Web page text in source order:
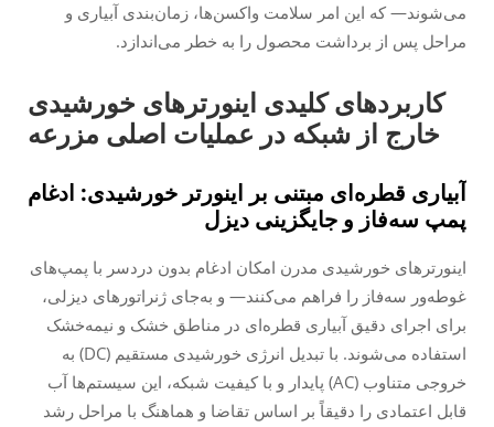
می‌شوند— که این امر سلامت واکسن‌ها، زمان‌بندی آبیاری و
مراحل پس از برداشت محصول را به خطر می‌اندازد.
کاربردهای کلیدی اینورترهای خورشیدی
خارج از شبکه در عملیات اصلی مزرعه
آبیاری قطره‌ای مبتنی بر اینورتر خورشیدی: ادغام
پمپ سه‌فاز و جایگزینی دیزل
اینورترهای خورشیدی مدرن امکان ادغام بدون دردسر با پمپ‌های
غوطه‌ور سه‌فاز را فراهم می‌کنند— و به‌جای ژنراتورهای دیزلی،
برای اجرای دقیق آبیاری قطره‌ای در مناطق خشک و نیمه‌خشک
استفاده می‌شوند. با تبدیل انرژی خورشیدی مستقیم (DC) به
خروجی متناوب (AC) پایدار و با کیفیت شبکه، این سیستم‌ها آب
قابل اعتمادی را دقیقاً بر اساس تقاضا و هماهنگ با مراحل رشد